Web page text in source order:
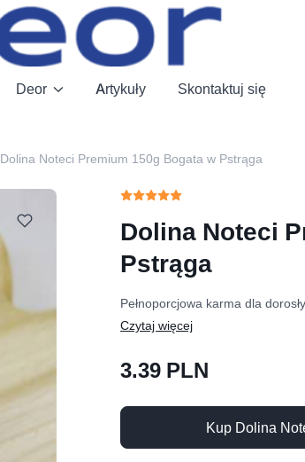
Deor Artykuły Skontaktuj się
Dolina Noteci Premium 150g Bogata w Pstrąga
Dolina Noteci
Pstrąga
Pełnoporcjowa karma dla
3.39 PLN
Kup Dolina